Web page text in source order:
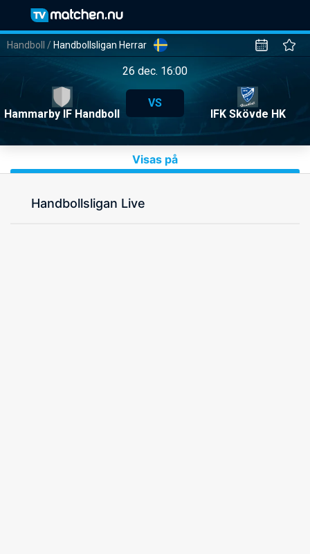
Handboll / Handbollsligan Herrar
26 dec. 16:00
Hammarby IF Handboll
VS
IFK Skövde HK
Visas på
Handbollsligan Live